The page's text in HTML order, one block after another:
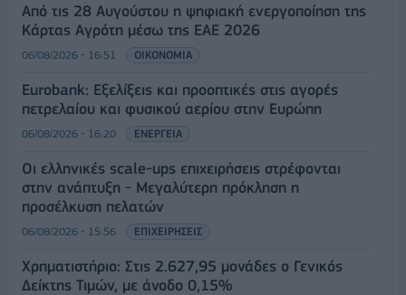
Από τις 28 Αυγούστου η ψηφιακή ενεργοποίηση της
Κάρτας Αγρότη μέσω της ΕΑΕ 2026
06/08/2026 - 16:51 ΟΙΚΟΝΟΜΙΑ
Eurobank: Εξελίξεις και προοπτικές στις αγορές
πετρελαίου και φυσικού αερίου στην Ευρώπη
06/08/2026 - 16:20 ΕΝΕΡΓΕΙΑ
Οι ελληνικές scale-ups επιχειρήσεις στρέφονται
στην ανάπτυξη - Μεγαλύτερη πρόκληση η
προσέλκυση πελατών
06/08/2026 - 15:56 ΕΠΙΧΕΙΡΗΣΕΙΣ
Χρηματιστήριο: Στις 2.627,95 μονάδες ο Γενικός
Δείκτης Τιμών, με άνοδο 0,15%